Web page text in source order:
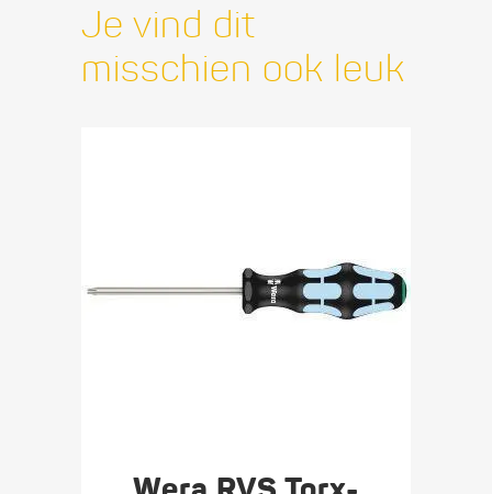
Je vind dit
misschien ook leuk